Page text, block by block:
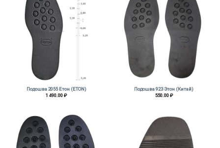
Подошва 2055 Етон (ETON)
1 490.00₽
Подошва 923 Этон (Китай)
550.00₽